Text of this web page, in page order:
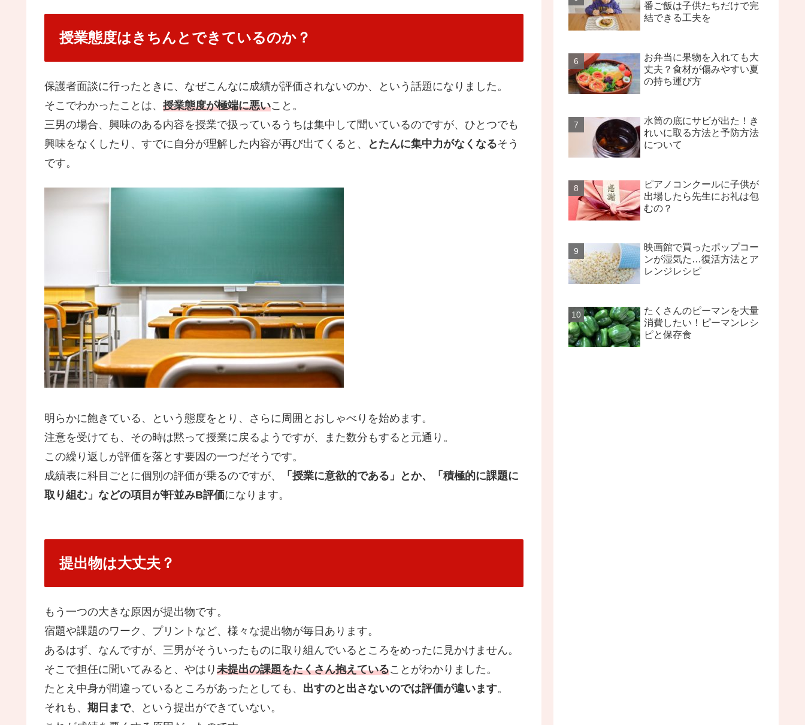
授業態度はきちんとできているのか？
保護者面談に行ったときに、なぜこんなに成績が評価されないのか、という話題になりました。
そこでわかったことは、 授業態度が極端に悪いこと。
三男の場合、興味のある内容を授業で扱っているうちは集中して聞いているのですが、ひとつでも
興味をなくしたり、すでに自分が理解した内容が再び出てくると、
とたんに集中力がなくなるそう
です。
明らかに飽きている、という態度をとり、さらに周囲とおしゃべりを始めます。
注意を受けても、その時は黙って授業に戻るようですが、また数分もすると元通り。
この繰り返しが評価を落とす要因の一つだそうです。
成績表に科目ごとに個別の評価が乗るのですが、
「授業に意欲的である」とか、「積極的に課題に
取り組む」などの項目が軒並みB評価になります。
提出物は大丈夫？
もう一つの大きな原因が提出物です。
宿題や課題のワーク、プリントなど、様々な提出物が毎日あります。
あるはず、なんですが、三男がそういったものに取り組んでいるところをめったに見かけません。
そこで担任に聞いてみると、やはり 未提出の課題をたくさん抱えていることがわかりました。
たとえ中身が間違っているところがあったとしても、 出すのと出さないのでは評価が違います。
それも、 期日まで、という提出ができていない。
番ご飯は子供たちだけで完
結できる工夫を
お弁当に果物を入れても大
丈夫？食材が傷みやすい夏
の持ち運び方
水筒の底にサビが出た！き
れいに取る方法と予防方法
について
ピアノコンクールに子供が
出場したら先生にお礼は包
むの？
映画館で買ったポップコー
ンが湿気た…復活方法とア
レンジレシピ
たくさんのピーマンを大量
消費したい！ピーマンレシ
ピと保存食